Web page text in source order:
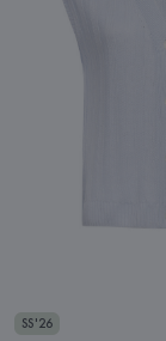
SS'26